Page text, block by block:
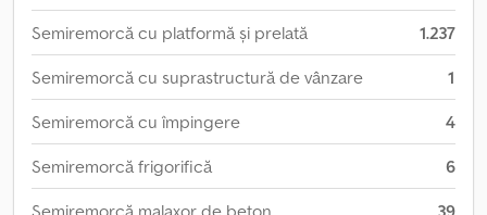
Semiremorcă cu platformă și prelată 1.237
Semiremorcă cu suprastructură de vânzare 1
Semiremorcă cu împingere 4
Semiremorcă frigorifică 6
Semiremorcă malaxor de beton 39